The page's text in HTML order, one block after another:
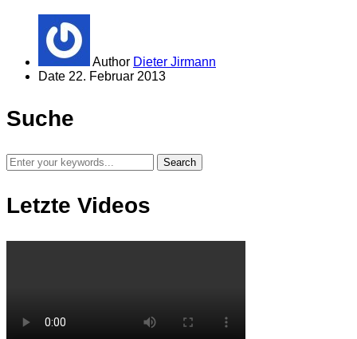
Author Dieter Jirmann
Date 22. Februar 2013
Suche
Letzte Videos